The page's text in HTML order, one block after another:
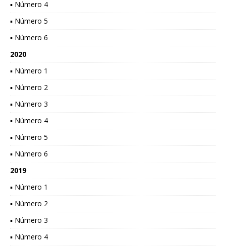
▪ Número 4
▪ Número 5
▪ Número 6
2020
▪ Número 1
▪ Número 2
▪ Número 3
▪ Número 4
▪ Número 5
▪ Número 6
2019
▪ Número 1
▪ Número 2
▪ Número 3
▪ Número 4